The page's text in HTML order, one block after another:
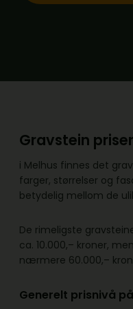
Gravstein
i Melhus finnes det
farger, størrelser og
betydelig mellom de
De rimeligste
ca. 10.000,– kroner,
nærmere 60.000,–
Generelt prisnivå